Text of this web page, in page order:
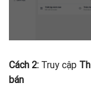
Cách 2: Truy cập
bán